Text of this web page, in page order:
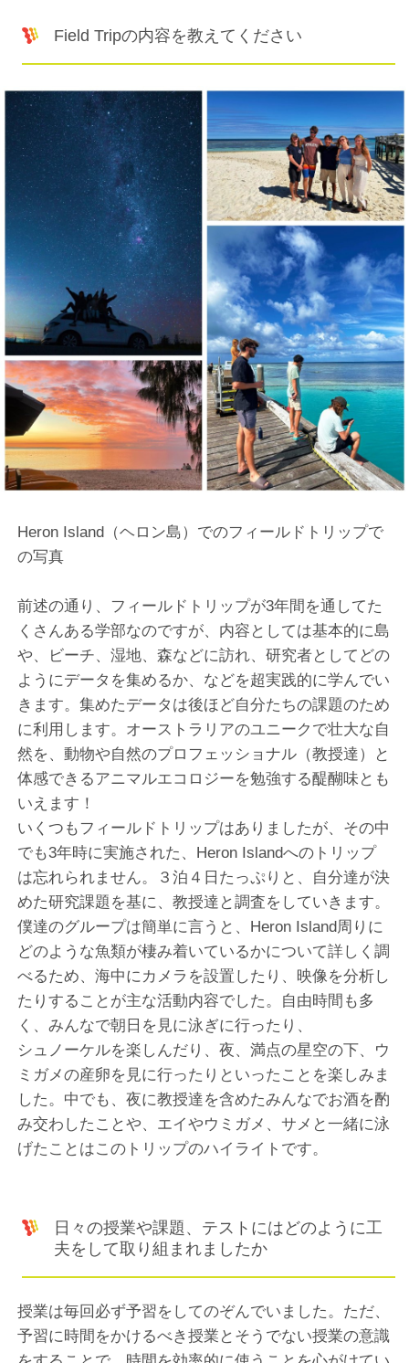
Field Tripの内容を教えてください
Heron Island（ヘロン島）でのフィールドトリップで
の写真
前述の通り、フィールドトリップが3年間を通してた
くさんある学部なのですが、内容としては基本的に島
や、ビーチ、湿地、森などに訪れ、研究者としてどの
ようにデータを集めるか、などを超実践的に学んでい
きます。集めたデータは後ほど自分たちの課題のため
に利用します。オーストラリアのユニークで壮大な自
然を、動物や自然のプロフェッショナル（教授達）と
体感できるアニマルエコロジーを勉強する醍醐味とも
いえます！
いくつもフィールドトリップはありましたが、その中
でも3年時に実施された、Heron Islandへのトリップ
は忘れられません。３泊４日たっぷりと、自分達が決
めた研究課題を基に、教授達と調査をしていきます。
僕達のグループは簡単に言うと、Heron Island周りに
どのような魚類が棲み着いているかについて詳しく調
べるため、海中にカメラを設置したり、映像を分析し
たりすることが主な活動内容でした。自由時間も多
く、みんなで朝日を見に泳ぎに行ったり、
シュノーケルを楽しんだり、夜、満点の星空の下、ウ
ミガメの産卵を見に行ったりといったことを楽しみま
した。中でも、夜に教授達を含めたみんなでお酒を酌
み交わしたことや、エイやウミガメ、サメと一緒に泳
げたことはこのトリップのハイライトです。
日々の授業や課題、テストにはどのように工
夫をして取り組まれましたか
授業は毎回必ず予習をしてのぞんでいました。ただ、
予習に時間をかけるべき授業とそうでない授業の意識